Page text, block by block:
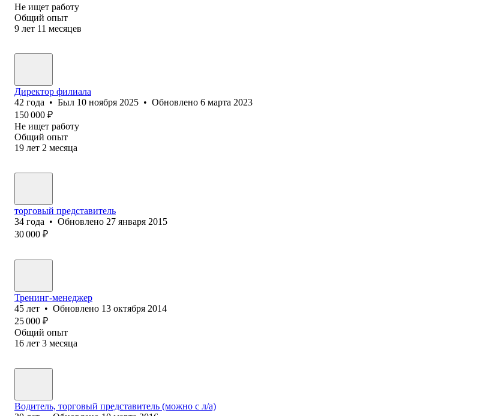
Не ищет работу
Общий опыт
9 лет 11 месяцев
Директор филиала
42 года • Был 10 ноября 2025 • Обновлено 6 марта 2023
150 000 ₽
Не ищет работу
Общий опыт
19 лет 2 месяца
торговый представитель
34 года • Обновлено 27 января 2015
30 000 ₽
Тренинг-менеджер
45 лет • Обновлено 13 октября 2014
25 000 ₽
Общий опыт
16 лет 3 месяца
Водитель, торговый представитель (можно с л/а)